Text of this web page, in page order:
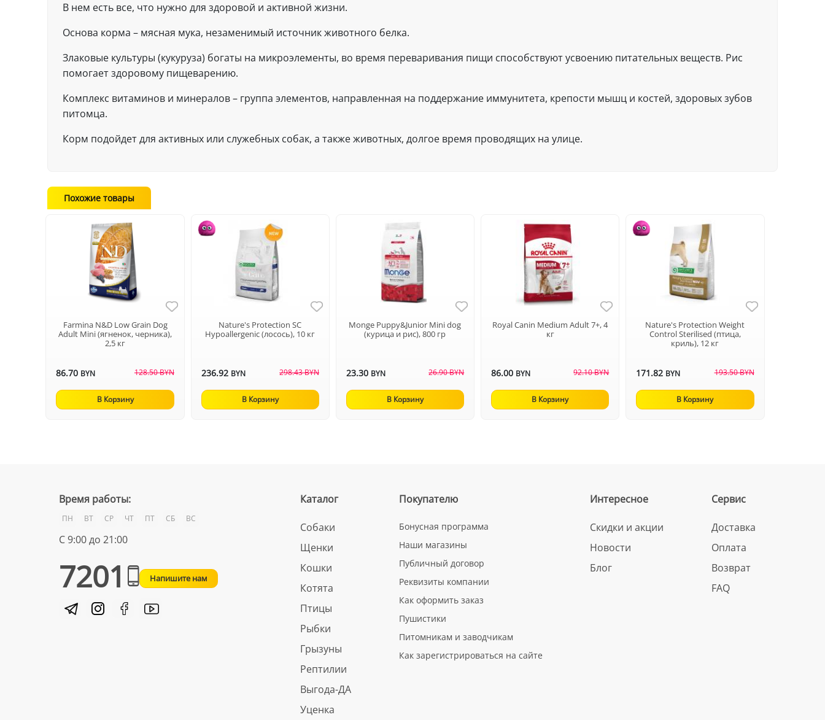
В нем есть все, что нужно для здоровой и активной жизни.
Основа корма – мясная мука, незаменимый источник животного белка.
Злаковые культуры (кукуруза) богаты на микроэлементы, во время переваривания пищи способствуют усвоению питательных веществ. Рис
помогает здоровому пищеварению.
Комплекс витаминов и минералов – группа элементов, направленная на поддержание иммунитета, крепости мышц и костей, здоровых зубов
питомца.
Корм подойдет для активных или служебных собак, а также животных, долгое время проводящих на улице.
Похожие товары
Farmina N&D Low Grain Dog
Adult Mini (ягненок, черника),
2,5 кг
86.70 BYN 128.50 BYN
В Корзину
Nature's Protection SC
Hypoallergenic (лосось), 10 кг
236.92 BYN 298.43 BYN
В Корзину
Monge Puppy&Junior Mini dog
(курица и рис), 800 гр
23.30 BYN 26.90 BYN
В Корзину
Royal Canin Medium Adult 7+, 4
кг
86.00 BYN 92.10 BYN
В Корзину
Nature's Protection Weight
Control Sterilised (птица,
криль), 12 кг
171.82 BYN 193.50 BYN
В Корзину
Время работы:
ПН ВТ СР ЧТ ПТ СБ ВС
С 9:00 до 21:00
7201 Напишите нам
Каталог
Собаки
Щенки
Кошки
Котята
Птицы
Рыбки
Грызуны
Рептилии
Выгода-ДА
Уценка
Покупателю
Бонусная программа
Наши магазины
Публичный договор
Реквизиты компании
Как оформить заказ
Пушистики
Питомникам и заводчикам
Как зарегистрироваться на сайте
Интересное
Скидки и акции
Новости
Блог
Сервис
Доставка
Оплата
Возврат
FAQ